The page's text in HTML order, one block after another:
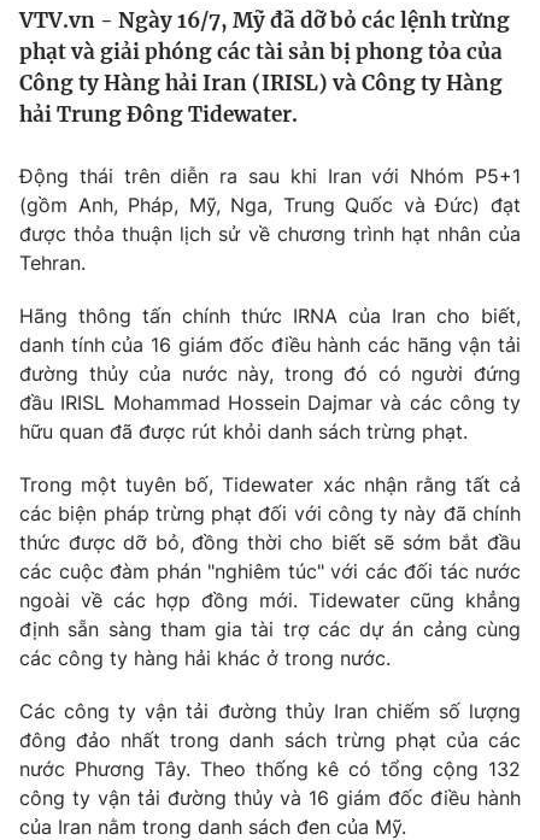
Thế giới
Tin tức
Thế giới đó đây
Câu chuyện quốc tế
Kinh tế
Thị trường
Góc doanh nghiệp
Dữ liệu và đời sống
Truyền hình
Hậu trường
Nhân vật
Khán giả
Giải sao mai
Giải trí
Điện ảnh
Âm nhạc
Đời sống
Du lịch
Làm đẹp
Chất lượng cuộc sống
Giáo dục
Tuyển sinh
Học trực tuyến
Công nghệ
Hitech Công nghệ tương lai
Sản phẩm
Thị trường
Tư vấn
Giao lưu trực tuyến
Lịch phát sóng
Chuyên mục khác
Emagazine Podcast
VTV.vn - Ngày 16/7, Mỹ đã dỡ bỏ các lệnh trừng
phạt và giải phóng các tài sản bị phong tỏa của
Công ty Hàng hải Iran (IRISL) và Công ty Hàng
hải Trung Đông Tidewater.
Động thái trên diễn ra sau khi Iran với Nhóm P5+1
(gồm Anh, Pháp, Mỹ, Nga, Trung Quốc và Đức) đạt
được thỏa thuận lịch sử về chương trình hạt nhân của
Tehran.
Hãng thông tấn chính thức IRNA của Iran cho biết,
danh tính của 16 giám đốc điều hành các hãng vận tải
đường thủy của nước này, trong đó có người đứng
đầu IRISL Mohammad Hossein Dajmar và các công ty
hữu quan đã được rút khỏi danh sách trừng phạt.
Trong một tuyên bố, Tidewater xác nhận rằng tất cả
các biện pháp trừng phạt đối với công ty này đã chính
thức được dỡ bỏ, đồng thời cho biết sẽ sớm bắt đầu
các cuộc đàm phán "nghiêm túc" với các đối tác nước
ngoài về các hợp đồng mới. Tidewater cũng khẳng
định sẵn sàng tham gia tài trợ các dự án cảng cùng
các công ty hàng hải khác ở trong nước.
Các công ty vận tải đường thủy Iran chiếm số lượng
đông đảo nhất trong danh sách trừng phạt của các
nước Phương Tây. Theo thống kê có tổng cộng 132
công ty vận tải đường thủy và 16 giám đốc điều hành
của Iran nằm trong danh sách đen của Mỹ.